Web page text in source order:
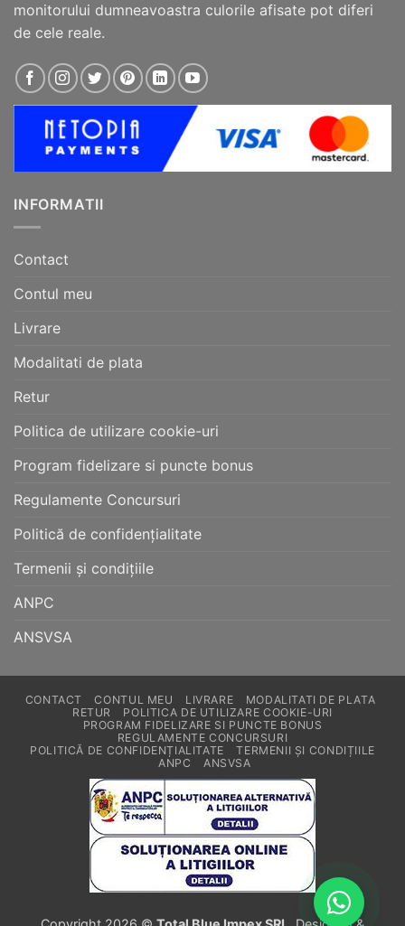
monitorului dumneavoastra culorile afisate pot diferi
de cele reale.
INFORMATII
Contact
Contul meu
Livrare
Modalitati de plata
Retur
Politica de utilizare cookie-uri
Program fidelizare si puncte bonus
Regulamente Concursuri
Politică de confidențialitate
Termenii și condițiile
ANPC
ANSVSA
CONTACT CONTUL MEU LIVRARE
MODALITATI DE PLATA
RETUR
POLITICA DE UTILIZARE COOKIE-URI
PROGRAM FIDELIZARE SI PUNCTE BONUS
REGULAMENTE CONCURSURI
POLITICĂ DE CONFIDENȚIALITATE
TERMENII ȘI CONDIȚIILE
ANPC
ANSVSA